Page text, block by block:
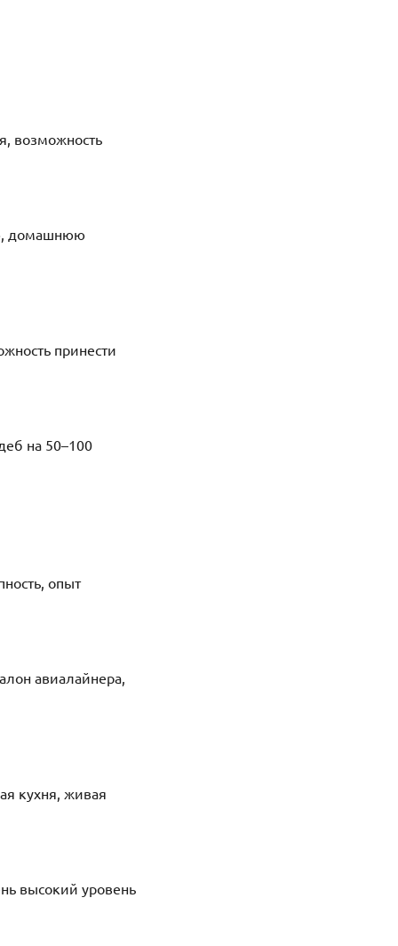
возможность
домашнюю
принести
на 50–100
опыт
авиалайнера,
кухня, живая
высокий уровень